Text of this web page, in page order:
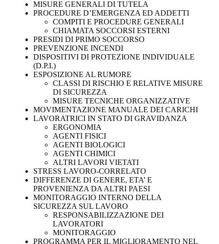
MISURE GENERALI DI TUTELA
PROCEDURE D’EMERGENZA ED ADDETTI
COMPITI E PROCEDURE GENERALI
CHIAMATA SOCCORSI ESTERNI
PRESIDI DI PRIMO SOCCORSO
PREVENZIONE INCENDI
DISPOSITIVI DI PROTEZIONE INDIVIDUALE
(D.P.I.)
ESPOSIZIONE AL RUMORE
CLASSI DI RISCHIO E RELATIVE MISURE
DI SICUREZZA
MISURE TECNICHE ORGANIZZATIVE
MOVIMENTAZIONE MANUALE DEI CARICHI
LAVORATRICI IN STATO DI GRAVIDANZA
ERGONOMIA
AGENTI FISICI
AGENTI BIOLOGICI
AGENTI CHIMICI
ALTRI LAVORI VIETATI
STRESS LAVORO-CORRELATO
DIFFERENZE DI GENERE, ETA’ E
PROVENIENZA DA ALTRI PAESI
MONITORAGGIO INTERNO DELLA
SICUREZZA SUL LAVORO
RESPONSABILIZZAZIONE DEI
LAVORATORI
MONITORAGGIO
PROGRAMMA PER IL MIGLIORAMENTO NEL